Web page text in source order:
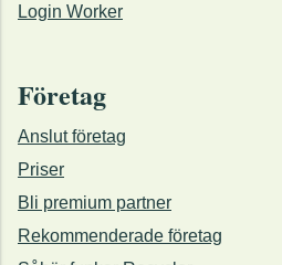
Login Worker
Företag
Anslut företag
Priser
Bli premium partner
Rekommenderade företag